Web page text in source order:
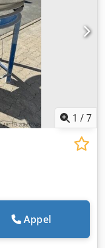
1 /7
Appel